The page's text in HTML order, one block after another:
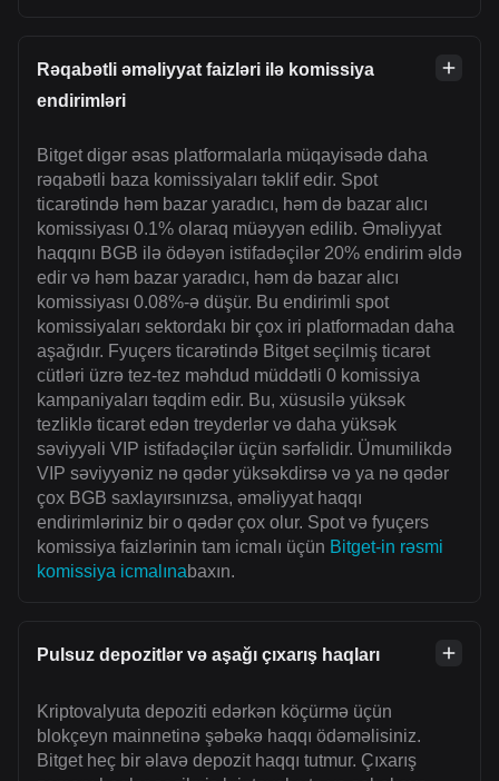
Rəqabətli əməliyyat faizləri ilə komissiya
endirimləri
Bitget digər əsas platformalarla müqayisədə daha
rəqabətli baza komissiyaları təklif edir. Spot
ticarətində həm bazar yaradıcı, həm də bazar alıcı
komissiyası 0.1% olaraq müəyyən edilib. Əməliyyat
haqqını BGB ilə ödəyən istifadəçilər 20% endirim əldə
edir və həm bazar yaradıcı, həm də bazar alıcı
komissiyası 0.08%-ə düşür. Bu endirimli spot
komissiyaları sektordakı bir çox iri platformadan daha
aşağıdır. Fyuçers ticarətində Bitget seçilmiş ticarət
cütləri üzrə tez-tez məhdud müddətli 0 komissiya
kampaniyaları təqdim edir. Bu, xüsusilə yüksək
tezliklə ticarət edən treyderlər və daha yüksək
səviyyəli VIP istifadəçilər üçün sərfəlidir. Ümumilikdə
VIP səviyyəniz nə qədər yüksəkdirsə və ya nə qədər
çox BGB saxlayırsınızsa, əməliyyat haqqı
endirimləriniz bir o qədər çox olur. Spot və fyuçers
komissiya faizlərinin tam icmalı üçün Bitget-in rəsmi
komissiya icmalınabaxın.
Pulsuz depozitlər və aşağı çıxarış haqları
Kriptovalyuta depoziti edərkən köçürmə üçün
blokçeyn mainnetinə şəbəkə haqqı ödəməlisiniz.
Bitget heç bir əlavə depozit haqqı tutmur. Çıxarış